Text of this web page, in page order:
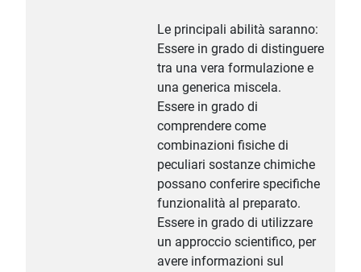
Le principali abilità saranno:
Essere in grado di distinguere
tra una vera formulazione e
una generica miscela.
Essere in grado di
comprendere come
combinazioni fisiche di
peculiari sostanze chimiche
possano conferire specifiche
funzionalità al preparato.
Essere in grado di utilizzare
un approccio scientifico, per
avere informazioni sul